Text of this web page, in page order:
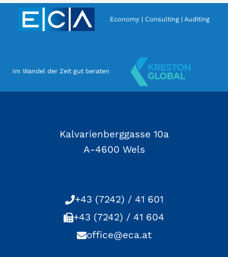
Economy | Consulting | Auditing
Im Wandel der Zeit gut beraten
Kalvarienberggasse 10a
A-4600 Wels
+43 (7242) / 41 601
+43 (7242) / 41 604
office@eca.at